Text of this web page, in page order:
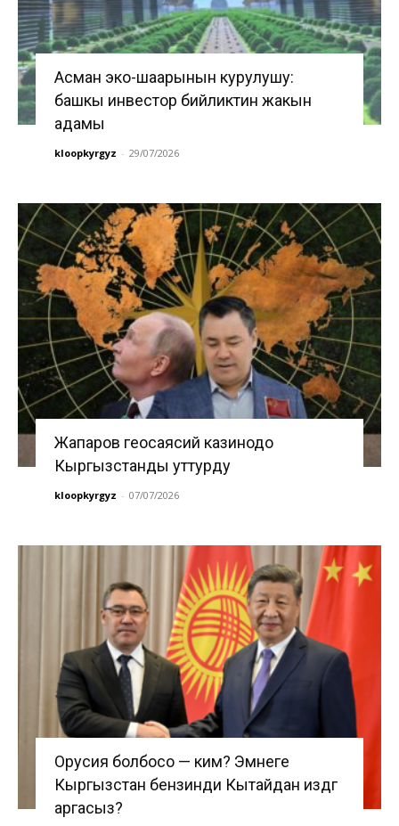
Асман эко-шаарынын курулушу:
башкы инвестор бийликтин жакын
адамы
kloopkyrgyz - 29/07/2026
Жапаров геосаясий казинодо
Кыргызстанды уттурду
kloopkyrgyz - 07/07/2026
Орусия болбосо — ким? Эмнеге
Кыргызстан бензинди Кытайдан издөөгө
аргасыз?